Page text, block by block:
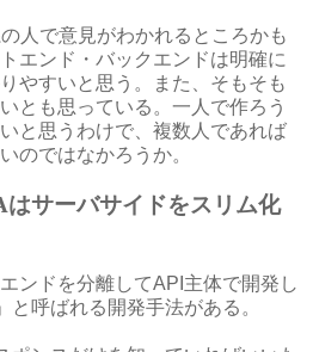
人で意見がわかれるところかも
エンド・バックエンドは明確に
やすいと思う。また、そもそも
とも思っている。一人で作ろう
と思うわけで、複数人であれば
のではなかろうか。
サーバサイドをスリム化
ンドを分離してAPI主体で開発し
呼ばれる開発手法がある。